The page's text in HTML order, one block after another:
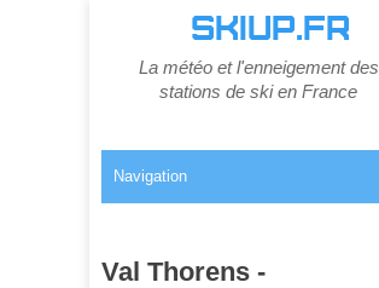
SKIUP.FR
La météo et l'enneigement des
stations de ski en France
Navigation
Val Thorens -